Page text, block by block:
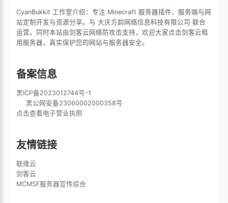
CyanBukkit 工作室介绍：专注 Minecraft 服务器插件、服务端与网
站定制开发与资源分享。与 大庆方韵网络信息科技有限公司 联合
运营。同时本站由剑客云网络防攻击支持，欢迎大家点击剑客云租
用服务器，真实保护您的网站与服务器安全。
备案信息
黑ICP备2023012744号-1
黑公网安备23060002000358号
点击查看电子营业执照
友情链接
联维云
剑客云
MCMSF服务器宣传综合